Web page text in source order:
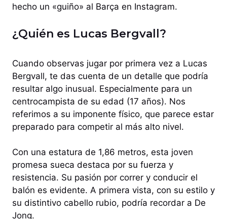
hecho un «guiño» al Barça en Instagram.
¿Quién es Lucas Bergvall?
Cuando observas jugar por primera vez a Lucas
Bergvall, te das cuenta de un detalle que podría
resultar algo inusual. Especialmente para un
centrocampista de su edad (17 años). Nos
referimos a su imponente físico, que parece estar
preparado para competir al más alto nivel.
Con una estatura de 1,86 metros, esta joven
promesa sueca destaca por su fuerza y
resistencia. Su pasión por correr y conducir el
balón es evidente. A primera vista, con su estilo y
su distintivo cabello rubio, podría recordar a De
Jong.